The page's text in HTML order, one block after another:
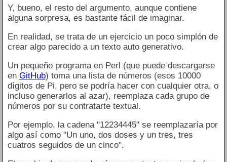
Y, bueno, el resto del argumento, aunque contiene
alguna sorpresa, es bastante fácil de imaginar.
En realidad, se trata de un ejercicio un poco simplón de
crear algo parecido a un texto auto generativo.
Un pequeño programa en Perl (que puede descargarse
en GitHub) toma una lista de números (esos 10000
dígitos de Pi, pero se podría hacer con cualquier otra, o
incluso generarlos al azar), reemplaza cada grupo de
números por su contratarte textual.
Por ejemplo, la cadena "12234445" se reemplazaría por
algo así como "Un uno, dos doses y un tres, tres
cuatros seguidos de un cinco".